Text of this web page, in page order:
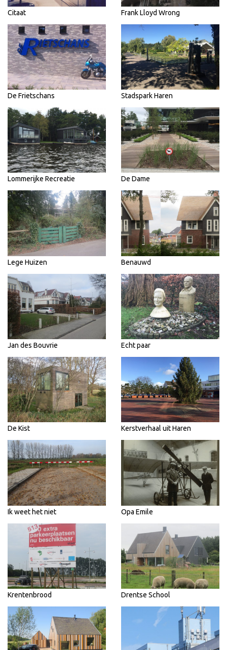
Citaat Frank Lloyd Wrong
De Frietschans Stadspark Haren
Lommerijke Recreatie De Dame
Lege Huizen Benauwd
Jan des Bouvrie Echt paar
De Kist Kerstverhaal uit Haren
Ik weet het niet Opa Emile
Krentenbrood Drentse School